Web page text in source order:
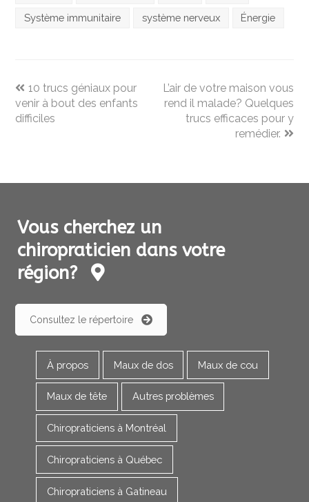
Système immunitaire système nerveux Énergie
previous
post:
10 trucs géniaux pour
venir à bout des enfants
difficiles
next
post:
L’air de votre maison vous
rend il malade? Quelques
trucs efficaces pour y
remédier.
Vous cherchez un
chiropraticien dans votre
région?
Consultez le répertoire
À propos Maux de dos Maux de cou
Maux de tête Autres problèmes
Chiropraticiens à Montréal
Chiropraticiens à Québec
Chiropraticiens à Gatineau